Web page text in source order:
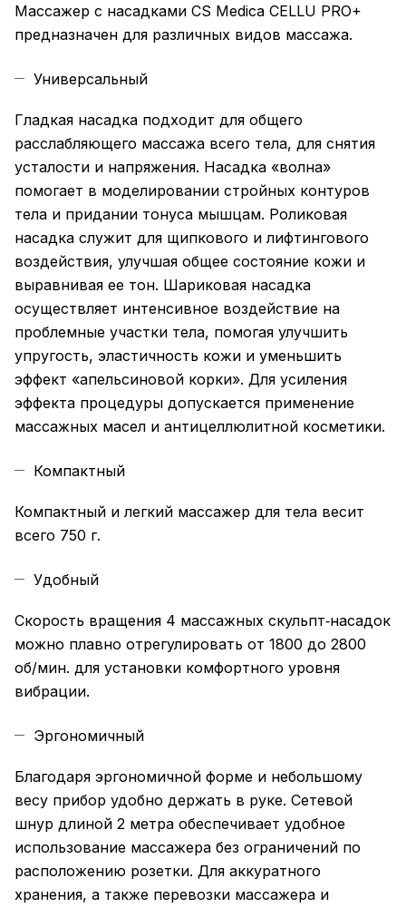
Массажер с насадками CS Medica CELLU PRO+
предназначен для различных видов массажа.
Универсальный
Гладкая насадка подходит для общего
расслабляющего массажа всего тела, для снятия
усталости и напряжения. Насадка «волна»
помогает в моделировании стройных контуров
тела и придании тонуса мышцам. Роликовая
насадка служит для щипкового и лифтингового
воздействия, улучшая общее состояние кожи и
выравнивая ее тон. Шариковая насадка
осуществляет интенсивное воздействие на
проблемные участки тела, помогая улучшить
упругость, эластичность кожи и уменьшить
эффект «апельсиновой корки». Для усиления
эффекта процедуры допускается применение
массажных масел и антицеллюлитной косметики.
Компактный
Компактный и легкий массажер для тела весит
всего 750 г.
Удобный
Скорость вращения 4 массажных скульпт‑насадок
можно плавно отрегулировать от 1800 до 2800
об/мин. для установки комфортного уровня
вибрации.
Эргономичный
Благодаря эргономичной форме и небольшому
весу прибор удобно держать в руке. Сетевой
шнур длиной 2 метра обеспечивает удобное
использование массажера без ограничений по
расположению розетки. Для аккуратного
хранения, а также перевозки массажера и